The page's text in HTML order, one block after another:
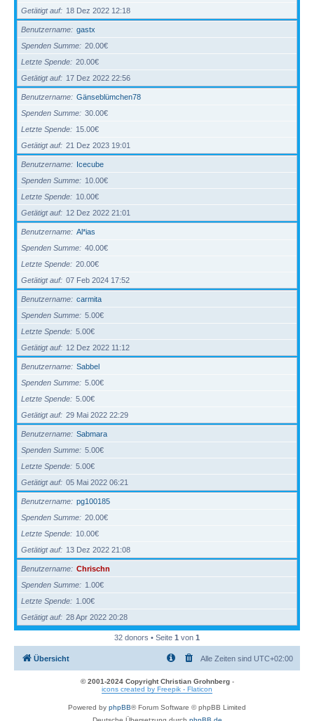
Getätigt auf
18 Dez 2022 12:18
Benutzername
gastx
Spenden Summe
20.00€
Letzte Spende
20.00€
Getätigt auf
17 Dez 2022 22:56
Benutzername
Gänseblümchen78
Spenden Summe
30.00€
Letzte Spende
15.00€
Getätigt auf
21 Dez 2023 19:01
Benutzername
Icecube
Spenden Summe
10.00€
Letzte Spende
10.00€
Getätigt auf
12 Dez 2022 21:01
Benutzername
Al*ias
Spenden Summe
40.00€
Letzte Spende
20.00€
Getätigt auf
07 Feb 2024 17:52
Benutzername
carmita
Spenden Summe
5.00€
Letzte Spende
5.00€
Getätigt auf
12 Dez 2022 11:12
Benutzername
Sabbel
Spenden Summe
5.00€
Letzte Spende
5.00€
Getätigt auf
29 Mai 2022 22:29
Benutzername
Sabmara
Spenden Summe
5.00€
Letzte Spende
5.00€
Getätigt auf
05 Mai 2022 06:21
Benutzername
pg100185
Spenden Summe
20.00€
Letzte Spende
10.00€
Getätigt auf
13 Dez 2022 21:08
Benutzername
Chrischn
Spenden Summe
1.00€
Letzte Spende
1.00€
Getätigt auf
28 Apr 2022 20:28
32 donors • Seite 1 von 1
Übersicht Alle Zeiten sind UTC+02:00
© 2001-2024 Copyright Christian Grohnberg-
icons created by Freepik - Flaticon
Powered by phpBB® Forum Software © phpBB Limited